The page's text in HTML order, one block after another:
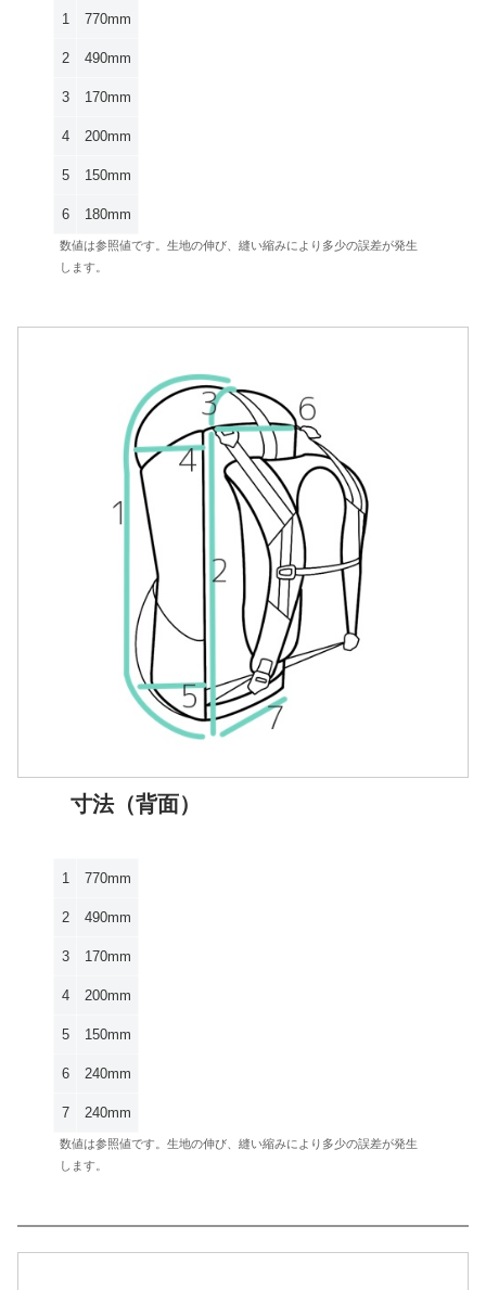
1 770mm
2 490mm
3 170mm
4 200mm
5 150mm
6 180mm
数値は参照値です。生地の伸び、縫い縮みにより多少の誤差が発生
します。
寸法（背面）
1 770mm
2 490mm
3 170mm
4 200mm
5 150mm
6 240mm
7 240mm
数値は参照値です。生地の伸び、縫い縮みにより多少の誤差が発生
します。